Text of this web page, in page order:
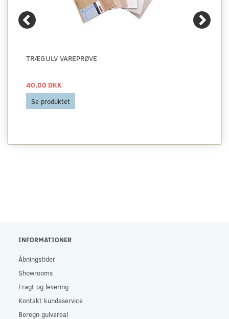
TRÆGULV VAREPRØVE
40,00 DKK
Se produktet
INFORMATIONER
Åbningstider
Showrooms
Fragt og levering
Kontakt kundeservice
Beregn gulvareal